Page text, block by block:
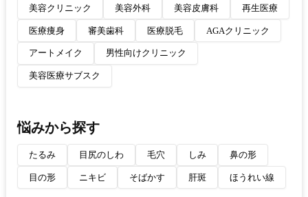
美容クリニック 美容外科 美容皮膚科 再生医療
医療痩身 審美歯科 医療脱毛 AGAクリニック
アートメイク 男性向けクリニック
美容医療サブスク
悩みから探す
たるみ 目尻のしわ 毛穴 しみ 鼻の形
目の形 ニキビ そばかす 肝斑 ほうれい線